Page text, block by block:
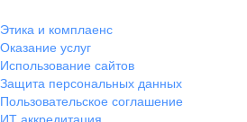
Этика и комплаенс
Оказание услуг
Использование сайтов
Защита персональных данных
Пользовательское соглашение